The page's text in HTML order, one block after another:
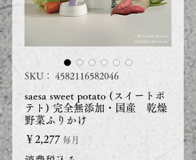
SKU： 4582116582046
saesa sweet potato (スイートポ
テト) 完全無添加・国産 乾燥
野菜ふりかけ
￥2,277価
毎月